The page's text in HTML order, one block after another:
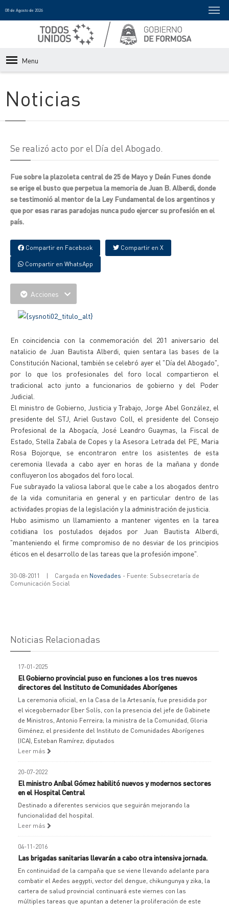
08 de Agosto de 2026
Menu
Noticias
Se realizó acto por el Día del Abogado.
Fue sobre la plazoleta central de 25 de Mayo y Deán Funes donde
se erige el busto que perpetua la memoria de Juan B. Alberdi, donde
se testimonió al mentor de la Ley Fundamental de los argentinos y
que por esas raras paradojas nunca pudo ejercer su profesión en el
país.
Compartir en Facebook Compartir en X
Compartir en WhatsApp
Acciones
En coincidencia con la conmemoración del 201 aniversario del
natalicio de Juan Bautista Alberdi, quien sentara las bases de la
Constitución Nacional, también se celebró ayer el "Día del Abogado",
por lo que los profesionales del foro local compartieron el
tradicional acto junto a funcionarios de gobierno y del Poder
Judicial.
El ministro de Gobierno, Justicia y Trabajo, Jorge Abel González, el
presidente del STJ, Ariel Gustavo Coll, el presidente del Consejo
Profesional de la Abogacía, José Leandro Guaymas, la Fiscal de
Estado, Stella Zabala de Copes y la Asesora Letrada del PE, Maria
Rosa Bojorque, se encontraron entre los asistentes de esta
ceremonia llevada a cabo ayer en horas de la mañana y donde
confluyeron los abogados del foro local.
Fue subrayado la valiosa laboral que le cabe a los abogados dentro
de la vida comunitaria en general y en particular dentro de las
actividades propias de la legislación y la administración de justicia.
Hubo asimismo un llamamiento a mantener vigentes en la tarea
cotidiana los postulados dejados por Juan Bautista Alberdi,
"manteniendo el firme compromiso de no desviar de los principios
éticos en el desarrollo de las tareas que la profesión impone".
30-08-2011 | Cargada en Novedades - Fuente: Subsecretaría de
Comunicación Social
Noticias Relacionadas
17-01-2025
El Gobierno provincial puso en funciones a los tres nuevos
directores del Instituto de Comunidades Aborígenes
La ceremonia oficial, en la Casa de la Artesanía, fue presidida por
el vicegobernador Eber Solís, con la presencia del jefe de Gabinete
de Ministros, Antonio Ferreira; la ministra de la Comunidad, Gloria
Giménez; el presidente del Instituto de Comunidades Aborígenes
(ICA), Esteban Ramírez; diputados
Leer más
20-07-2022
El ministro Aníbal Gómez habilitó nuevos y modernos sectores
en el Hospital Central
Destinado a diferentes servicios que seguirán mejorando la
funcionalidad del hospital.
Leer más
04-11-2016
Las brigadas sanitarias llevarán a cabo otra intensiva jornada.
En continuidad de la campaña que se viene llevando adelante para
combatir el Aedes aegypti, vector del dengue, chikungunya y zika, la
cartera de salud provincial continuará este viernes con las
múltiples tareas que apuntan a detener la proliferación de este